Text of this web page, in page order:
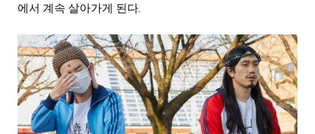
에서 계속 살아가게 된다.